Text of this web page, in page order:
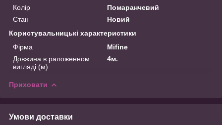
Колір
Помаранчевий
Стан
Новий
Користувальницькі характеристики
Фірма
Mifine
Довжина в раложенном
вигляді (м)
4м.
Приховати
Умови доставки